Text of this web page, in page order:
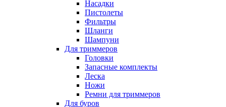
Насадки
Пистолеты
Фильтры
Шланги
Шампуни
Для триммеров
Головки
Запасные комплекты
Леска
Ножи
Ремни для триммеров
Для буров